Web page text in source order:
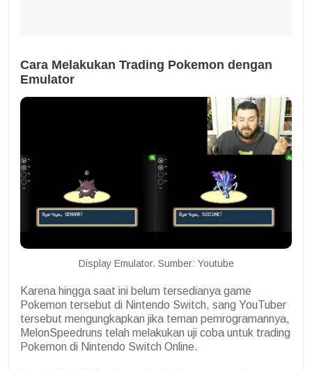
Cara Melakukan Trading Pokemon dengan
Emulator
Display Emulator. Sumber: Youtube
Karena hingga saat ini belum tersedianya game
Pokemon tersebut di Nintendo Switch, sang YouTuber
tersebut mengungkapkan jika teman pemrogramannya,
MelonSpeedruns telah melakukan uji coba untuk trading
Pokemon di Nintendo Switch Online.